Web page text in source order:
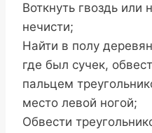
Воткнуть гвоздь
нечисти;
Найти в полу
где был сучек,
пальцем
место левой ногой;
Обвести